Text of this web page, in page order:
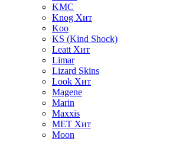
KMC
Knog Хит
Koo
KS (Kind Shock)
Leatt Хит
Limar
Lizard Skins
Look Хит
Magene
Marin
Maxxis
MET Хит
Moon